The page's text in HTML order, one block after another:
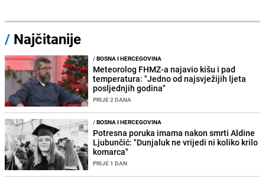
/ Najčitanije
/BOSNA I HERCEGOVINA
Meteorolog FHMZ-a najavio kišu i pad
temperatura: "Jedno od najsvježijih ljeta
posljednjih godina"
PRIJE 2 DANA
/BOSNA I HERCEGOVINA
Potresna poruka imama nakon smrti Aldine
Ljubunčić: "Dunjaluk ne vrijedi ni koliko krilo
komarca"
PRIJE 1 DAN